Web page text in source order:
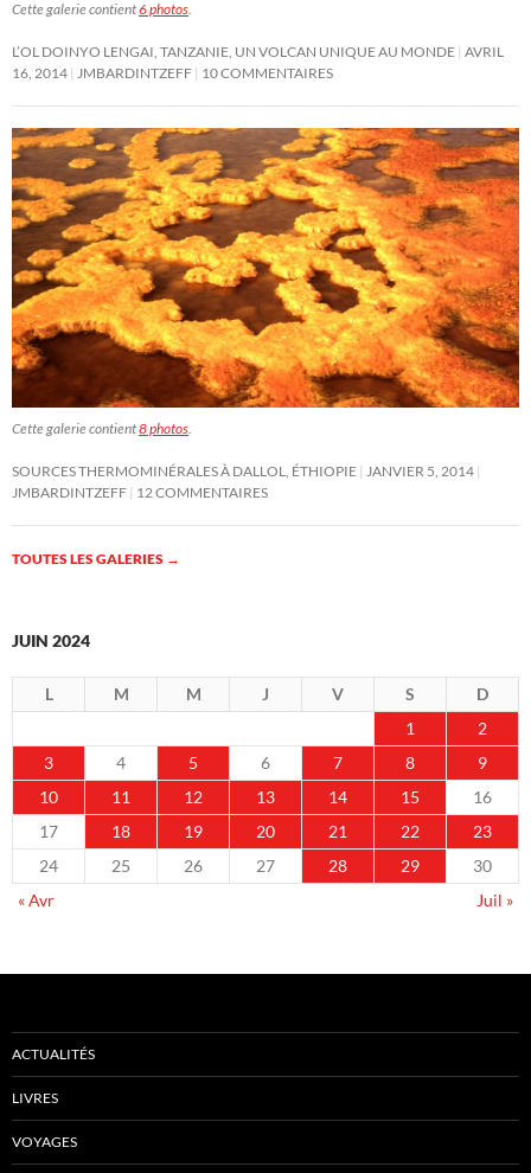
Cette galerie contient6 photos
L’OL DOINYO LENGAI, TANZANIE, UN VOLCAN UNIQUE AU MONDE AVRIL
16, 2014
JMBARDINTZEFF 10 COMMENTAIRES
Cette galerie contient8 photos.
SOURCES THERMOMINÉRALES À DALLOL, ÉTHIOPIE JANVIER 5, 2014
JMBARDINTZEFF 12 COMMENTAIRES
TOUTES LES GALERIES →
JUIN 2024
L M M J V S
D
1
2
3
4 5 6 7 8
9
10
11 12 13 14 15
16
17
18 19 20 21 22
23
24
25 26 27 28 29
30
« Avr
Juil »
ACTUALITÉS
LIVRES
VOYAGES